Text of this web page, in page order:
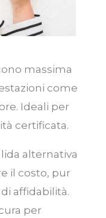
massima
come
Ideali per
certificata.
alternativa
il costo, pur
affidabilità.
per